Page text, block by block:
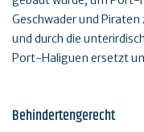
Geschwader und
und durch die
Port-Haliguen ersetzt
Behindertengerecht